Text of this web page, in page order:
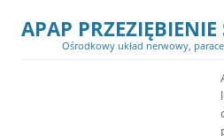
APAP PRZEZIĘBIENIE
Ośrodkowy układ nerwowy